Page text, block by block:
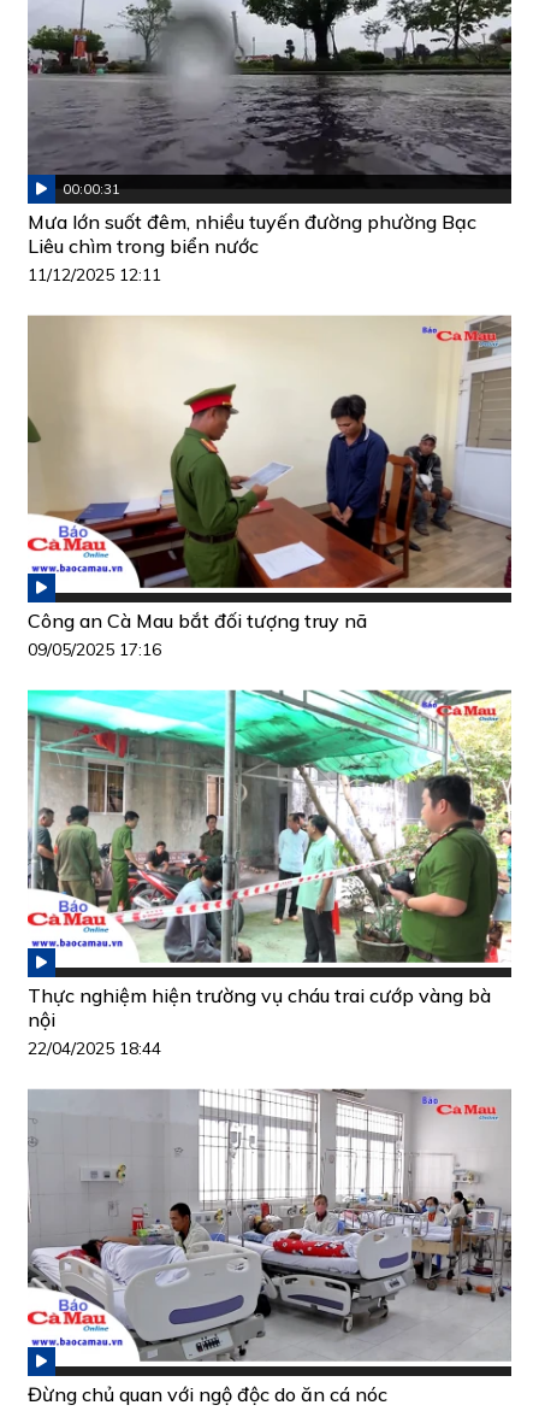
00:00:31
Mưa lớn suốt đêm, nhiều tuyến đường phường Bạc
Liêu chìm trong biển nước
11/12/2025 12:11
Công an Cà Mau bắt đối tượng truy nã
09/05/2025 17:16
Thực nghiệm hiện trường vụ cháu trai cướp vàng bà
nội
22/04/2025 18:44
Đừng chủ quan với ngộ độc do ăn cá nóc